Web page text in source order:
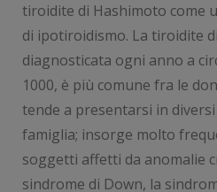
tiroidite di Hashimoto come
di ipotiroidismo. La tiroidite
diagnosticata ogni anno a
1000, è più comune fra le
tende a presentarsi in
famiglia; insorge molto
soggetti affetti da anomalie
sindrome di Down, la